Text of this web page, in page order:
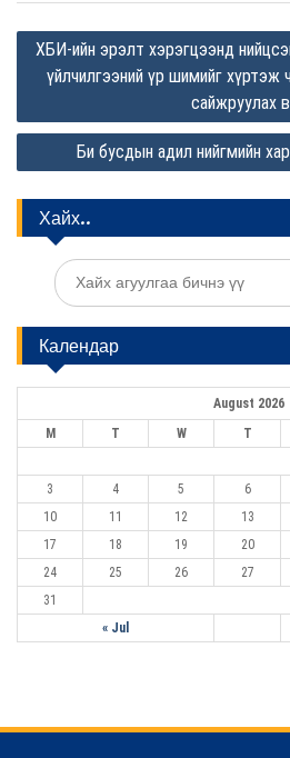
P
t
n
a
v
a
t
n
ХБИ-ийн эрэлт хэрэгцээнд
үйлчилгээний үр шимийг хүртэж
сайжруулах
Би бусдын адил нийгмийн
Хайх..
S
e
r
c
h
f
r
:
Календар
August 2026
M
T W T
« Jul
3
4 5 6
10
11 12 13
17
18 19 20
24
25 26 27
31